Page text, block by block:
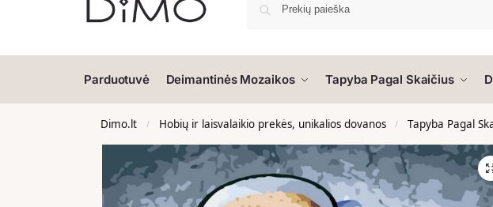
Parduotuvė Deimantinės Mozaikos Tapyba Pagal Skaičius
Dimo.lt / Hobių ir laisvalaikio prekės, unikalios dovanos / Tapyba Pagal